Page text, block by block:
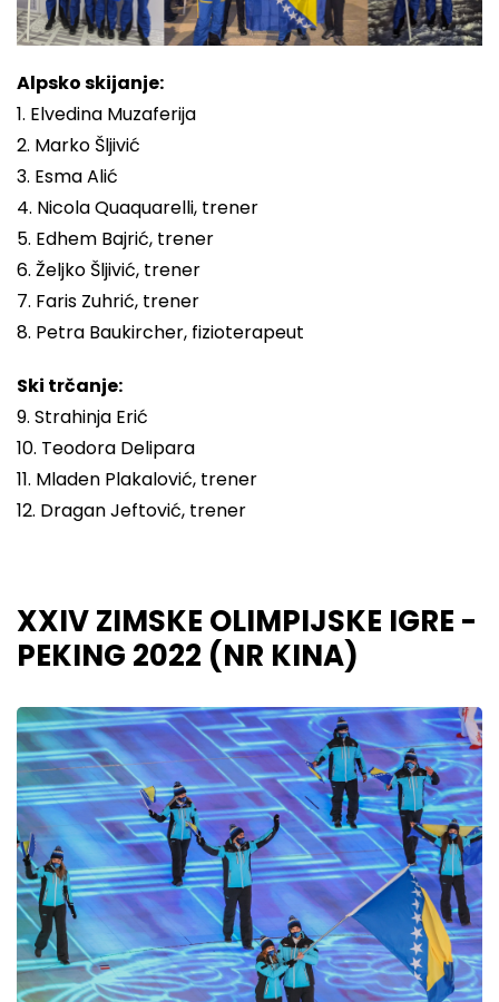
Alpsko skijanje:
1. Elvedina Muzaferija
2. Marko Šljivić
3. Esma Alić
4. Nicola Quaquarelli, trener
5. Edhem Bajrić, trener
6. Željko Šljivić, trener
7. Faris Zuhrić, trener
8. Petra Baukircher, fizioterapeut
Ski trčanje:
9. Strahinja Erić
10. Teodora Delipara
11. Mladen Plakalović, trener
12. Dragan Jeftović, trener
XXIV ZIMSKE OLIMPIJSKE IGRE -
PEKING 2022 (NR KINA)